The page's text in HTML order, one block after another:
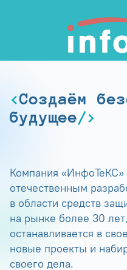
Создаём
будущее
Компания «ИнфоТеКС»
отечественным
в области средств
на рынке более 30
останавливается в
новые проекты и
своего дела.